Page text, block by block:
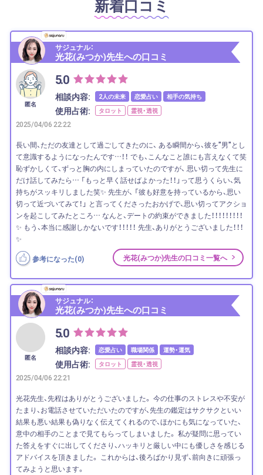
新着口コミ
サジュナル：
光花(みつか)先生への口コミ
匿名
5.0
相談内容: 2人の未来 恋愛占い 相手の気持ち
使用占術: タロット 霊視・透視
2025/04/06 22:22
長い間、ただの友達として過ごしてきたのに、 ある瞬間から、彼を"男"とし
て意識するようになったんです…！！ でも、こんなこと誰にも言えなくて笑
恥ずかしくて、ずっと胸の内にしまっていたのですが、 思い切って先生に
だけ話してみたら… 「もっと早く話せばよかった！！」って思うくらい、気
持ちがスッキリしました笑✨ 先生が、 「彼も好意を持っているから、思い
切って近づいてみて！」 と言ってくださったおかげで、思い切ってアクショ
ンを起こしてみたところ… なんと、デートの約束ができました！！！！！！！！！
✨ もう、本当に感謝しかないです！！！！！ 先生、ありがとうございました！！！
✨
参考になった(0) 光花(みつか)先生の口コミ一覧へ
サジュナル：
光花(みつか)先生への口コミ
匿名
5.0
相談内容: 恋愛占い 職場関係 運勢・運気
使用占術: タロット 霊視・透視
2025/04/06 22:21
光花先生、先程はありがとうございました。 今の仕事のストレスや不安が
たまり、お電話させていただいたのですが、先生の鑑定はサクサクといい
結果も悪い結果も偽りなく伝えてくれるので、ほかにも気になっていた、
意中の相手のことまで見てもらってしまいました。 私が疑問に思ってい
た答えをすぐに出してくださり、ハッキリと厳しい中にも優しさを感じる
アドバイスを頂きました。 これからは、後ろばかり見ず、前向きに頑張っ
てみようと思います。